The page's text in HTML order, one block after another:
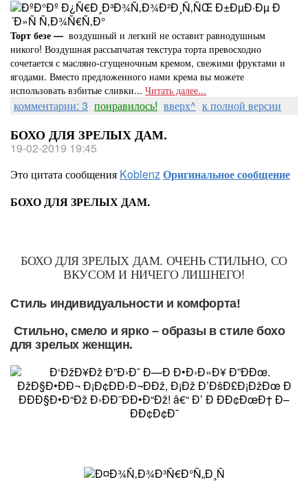
Торт безе — воздушный и легкий не оставит равнодушным
никого! Воздушная рассыпчатая текстура торта превосходно
сочетается с масляно-сгущеночным кремом, свежими фруктами и
ягодами. Вместо предложенного нами крема вы можете
использовать взбитые сливки... Читать далее...
комментарии: 3 понравилось! вверх^ к полной версии
БОХО ДЛЯ ЗРЕЛЫХ ДАМ.
19-02-2019 19:45
Это цитата сообщения KoblenzОригинальное сообщение
БОХО ДЛЯ ЗРЕЛЫХ ДАМ.
БОХО ДЛЯ ЗРЕЛЫХ ДАМ. ОЧЕНЬ СТИЛЬНО, СО
ВКУСОМ И НИЧЕГО ЛИШНЕГО!
Стиль индивидуальности и комфорта!
Стильно, смело и ярко – образы в стиле бохо
для зрелых женщин.